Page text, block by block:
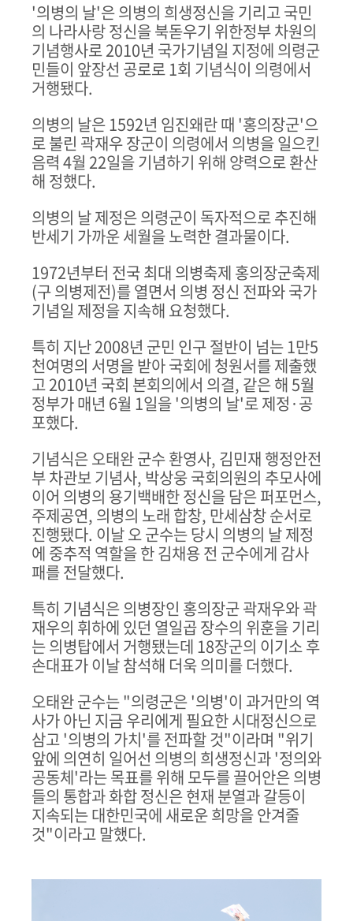
'의병의 날'은 의병의 희생정신을 기리고 국민
의 나라사랑 정신을 북돋우기 위한정부 차원의
기념행사로2010년 국가기념일 지정에 의령군
민들이 앞장선 공로로1회 기념식이 의령에서
거행됐다.
의병의 날은1592년 임진왜란 때 '홍의장군'으
로 불린 곽재우 장군이 의령에서 의병을 일으킨
음력 4월 22일을 기념하기 위해 양력으로 환산
해 정했다.
의병의 날 제정은 의령군이 독자적으로 추진해
반세기 가까운 세월을 노력한 결과물이다.
1972년부터 전국 최대 의병축제 홍의장군축제
(구 의병제전)를 열면서 의병 정신 전파와 국가
기념일 제정을 지속해 요청했다.
특히 지난2008년 군민 인구 절반이 넘는1만5
천여명의 서명을 받아 국회에 청원서를 제출했
고2010년 국회 본회의에서 의결, 같은 해5월
정부가 매년 6월 1일을'의병의 날'로 제정 ·공
포했다.
기념식은 오태완 군수 환영사, 김민재 행정안전
부 차관보 기념사, 박상웅 국회의원의 추모사에
이어 의병의 용기백배한 정신을 담은 퍼포먼스,
주제공연, 의병의 노래 합창, 만세삼창 순서로
진행됐다. 이날 오 군수는 당시 의병의 날 제정
에 중추적 역할을 한 김채용 전 군수에게 감사
패를 전달했다.
특히 기념식은 의병장인 홍의장군 곽재우와 곽
재우의 휘하에 있던 열일곱 장수의 위훈을 기리
는 의병탑에서 거행됐는데 18장군의 이기소 후
손대표가 이날 참석해 더욱 의미를 더했다.
오태완 군수는"의령군은'의병'이 과거만의 역
사가 아닌 지금 우리에게 필요한 시대정신으로
삼고'의병의 가치'를 전파할 것"이라며 "위기
앞에 의연히 일어선 의병의 희생정신과'정의와
공동체'라는 목표를 위해 모두를 끌어안은 의병
들의 통합과 화합 정신은 현재 분열과 갈등이
지속되는 대한민국에 새로운 희망을 안겨줄
것"이라고 말했다.